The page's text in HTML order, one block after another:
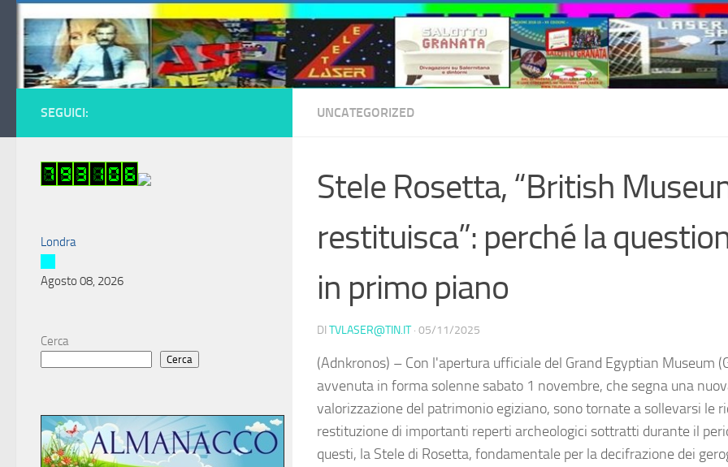
Salta al contenuto
UNCATEGORIZED
Stele Rosetta, “British
restituisca”: perché la
in primo piano
DI TVLASER@TIN.IT · 05/11/2025
(Adnkronos) – Con l'apertura ufficiale del Grand Egyptian Museum
avvenuta in forma solenne sabato 1 novembre, che segna una
valorizzazione del patrimonio egiziano, sono tornate a sollevarsi le
restituzione di importanti reperti archeologici sottratti durante il
questi, la Stele di Rosetta, fondamentale per la decifrazione dei
SEGUICI:
Londra
Agosto 08, 2026
Cerca
Cerca